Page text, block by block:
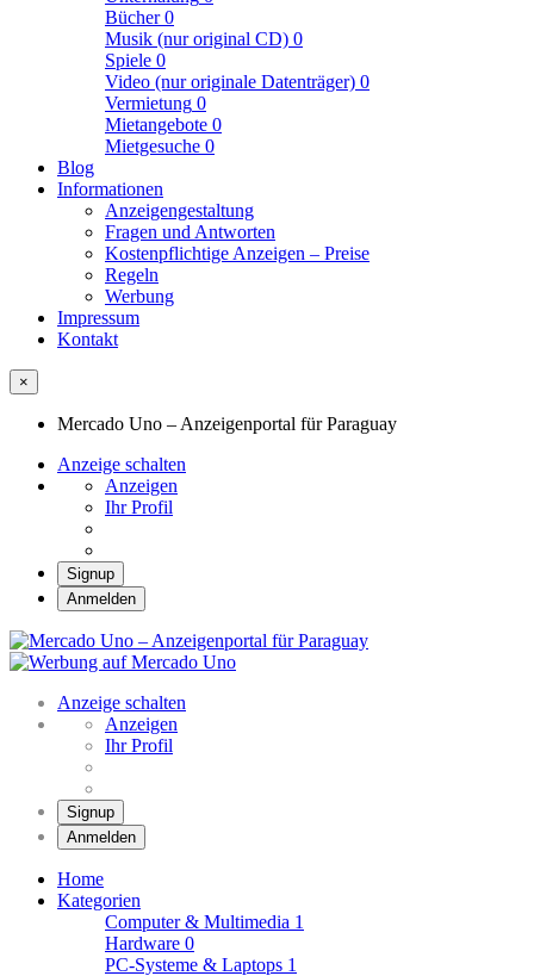
Bücher0
Musik (nur original CD) 0
Spiele 0
Video (nur originale Datenträger) 0
Vermietung 0
Mietangebote 0
Mietgesuche 0
Blog
Informationen
Anzeigengestaltung
Fragen und Antworten
Kostenpflichtige Anzeigen – Preise
Regeln
Werbung
Impressum
Kontakt
×
Mercado Uno – Anzeigenportal für Paraguay
Anzeige schalten
Anzeigen
Ihr Profil
Signup
Anmelden
Anzeige schalten
Anzeigen
Ihr Profil
Signup
Anmelden
Home
Kategorien
Computer & Multimedia 1
Hardware 0
PC-Systeme & Laptops 1